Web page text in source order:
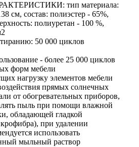
тип материала:
см, состав: полиэстер - 65%,
полиуретан - 100 %,
50 000 циклов
- более 25 000 циклов
форм мебели
нагрузку элементов мебели
прямых солнечных
от обогревательных приборов,
пыль при помощи влажной
обладающей гладкой
при удалении
использовать
мыльный раствор